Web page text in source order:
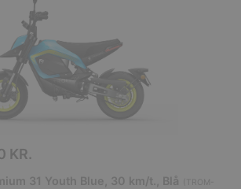
KR.
31 Youth Blue, 30 km/t., Blå
TROM-